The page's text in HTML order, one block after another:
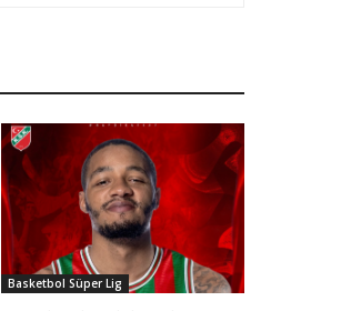
Basketbol Süper Lig